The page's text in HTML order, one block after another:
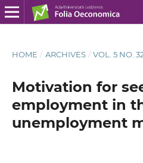
HOME / ARCHIVES / VOL. 5 NO.
Motivation for
employment in
unemployment